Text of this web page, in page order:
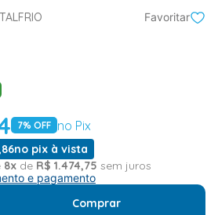
Favoritar
7% OFF no Pix
86no pix à vista
8x de R$ 1.474,75 sem juros
e pagamento
Comprar